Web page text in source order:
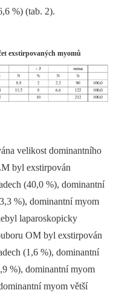
%) (tab. 2).
exstirpovaných myomů
velikost dominantního
byl exstirpován
(40,0 %), dominantní
%), dominantní myom
laparoskopicky
OM byl exstirpován
(1,6 %), dominantní
%), dominantní myom
myom větší